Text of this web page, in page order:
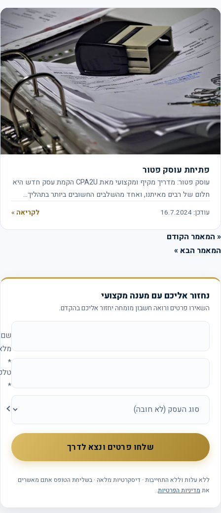
פתיחת עוסק פטור
עוסק פטור: מדריך מקיף ומקצועי מאת CPA2U הקמת עסק חדש היא
חלום של רבים מאיתנו, ואחד מהשלבים החשובים ביותר בתהליך…
עודכן: 16.7.2024 לקריאה »
הקודם
הבא »
נחזור אליכם עם מענה מקצועי
השאירו פרטים ורואה חשבון מומחה יחזור אליכם בהקדם.
אתר החברה (להשאיר ריק)
שם
מלא
טלפון
*
העסק
שלחו פרטים ונצא לדרך
ללא עלות וללא התחייבות · דיסקרטיות מלאה · בשליחת הטופס אתם מאשרים
אתמדיניות הפרטיות.